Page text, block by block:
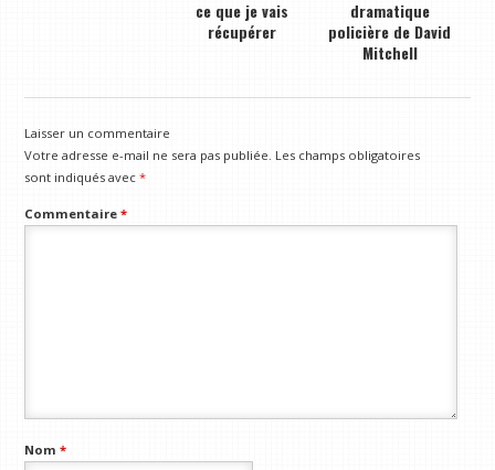
ce que je vais
récupérer
dramatique
policière de David
Mitchell
Laisser un commentaire
Votre adresse e-mail ne sera pas publiée. Les champs obligatoires
sont indiqués avec*
Commentaire*
Nom*